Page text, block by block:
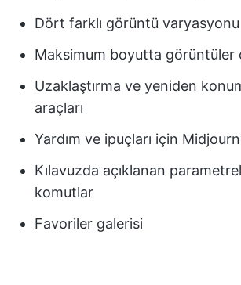
Dört farklı görüntü varyasyonu
Maksimum boyutta görüntüler
Uzaklaştırma ve yeniden
araçları
Yardım ve ipuçları için
Kılavuzda açıklanan
komutlar
Favoriler galerisi